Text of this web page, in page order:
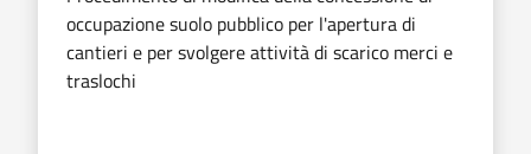
occupazione suolo pubblico per l'apertura di
cantieri e per svolgere attività di scarico merci e
traslochi